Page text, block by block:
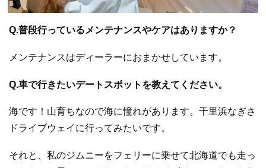
Q.普段行っているメンテナンスやケアはありますか？
メンテナンスはディーラーにおまかせしています。
Q.車で行きたいデートスポットを教えてください。
海です！山育ちなので海に憧れがあります。千里浜なぎさ
ドライブウェイに行ってみたいです。
それと、私のジムニーをフェリーに乗せて北海道でも走っ